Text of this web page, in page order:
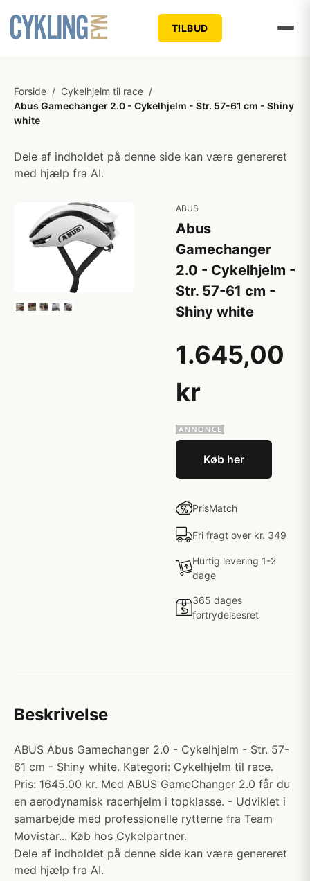
TILBUD
Forside / Cykelhjelm til race /
Abus Gamechanger 2.0 - Cykelhjelm - Str. 57-61 cm - Shiny
white
Dele af indholdet på denne side kan være genereret
med hjælp fra AI.
ABUS
Abus
Gamechanger
2.0 - Cykelhjelm -
Str. 57-61 cm -
Shiny white
1.645,00
kr
Køb her
PrisMatch
Fri fragt over kr. 349
Hurtig levering 1-2
dage
365 dages
fortrydelsesret
Beskrivelse
ABUS Abus Gamechanger 2.0 - Cykelhjelm - Str. 57-
61 cm - Shiny white. Kategori: Cykelhjelm til race.
Pris: 1645.00 kr. Med ABUS GameChanger 2.0 får du
en aerodynamisk racerhjelm i topklasse. - Udviklet i
samarbejde med professionelle rytterne fra Team
Movistar... Køb hos Cykelpartner.
Dele af indholdet på denne side kan være genereret
med hjælp fra AI.